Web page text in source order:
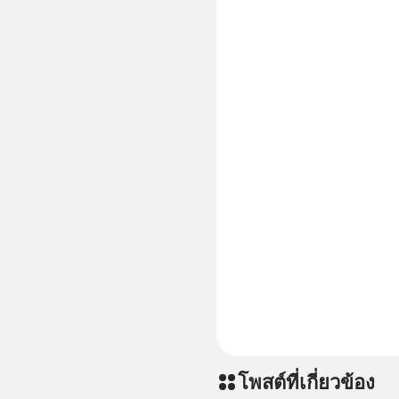
โพสต์ที่เกี่ยวข้อง